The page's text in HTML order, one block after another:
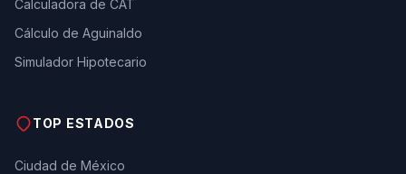
Calculadora de CAT
Cálculo de Aguinaldo
Simulador Hipotecario
TOP ESTADOS
Ciudad de México